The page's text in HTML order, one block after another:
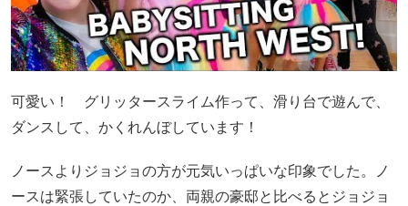
可愛い！ グリッタースライム作って、滑り台で遊んで、
ダンスして、かくれんぼしています！
ノースよりジョジョの方が元気いっぱいな印象でした。ノ
ースは緊張していたのか、両親の豪邸と比べるとジョジョ